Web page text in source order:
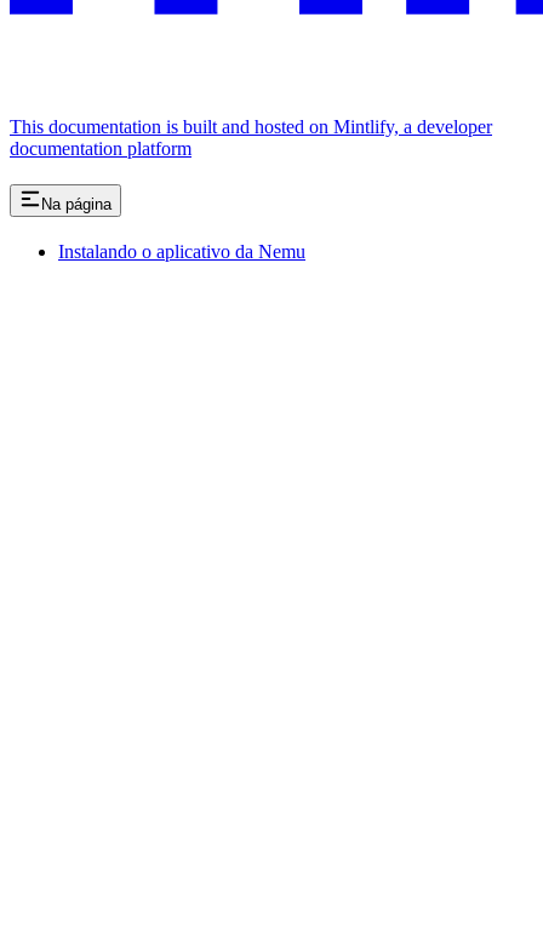
This documentation is built and hosted on Mintlify, a developer
documentation platform
Na página
Instalando o aplicativo da Nemu